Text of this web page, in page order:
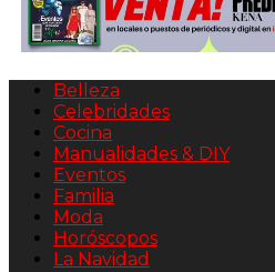
Belleza
Celebridades
Cocina
Manualidades & DIY
Eventos
Familia
Moda
Horóscopos
La Navidad